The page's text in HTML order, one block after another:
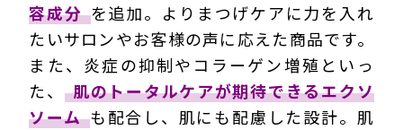
容成分 を追加。よりまつげケアに力を入れ
たいサロンやお客様の声に応えた商品です。
また、炎症の抑制やコラーゲン増殖といっ
た、
肌のトータルケアが期待できるエクソ
ソーム も配合し、肌にも配慮した設計。肌